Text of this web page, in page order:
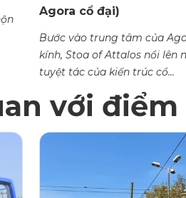
Agora cổ đại)
Bước vào trung tâm của
kính, Stoa of Attalos nổi lên
tuyệt tác của kiến trúc cổ...
với